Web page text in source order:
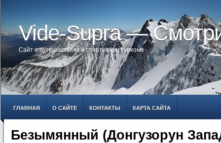
Vide-Supra —
Сайт о путешествиях и спортивном туризме
ГЛАВНАЯ О САЙТЕ КОНТАКТЫ КАРТА САЙТА
Безымянный (Донгузорун